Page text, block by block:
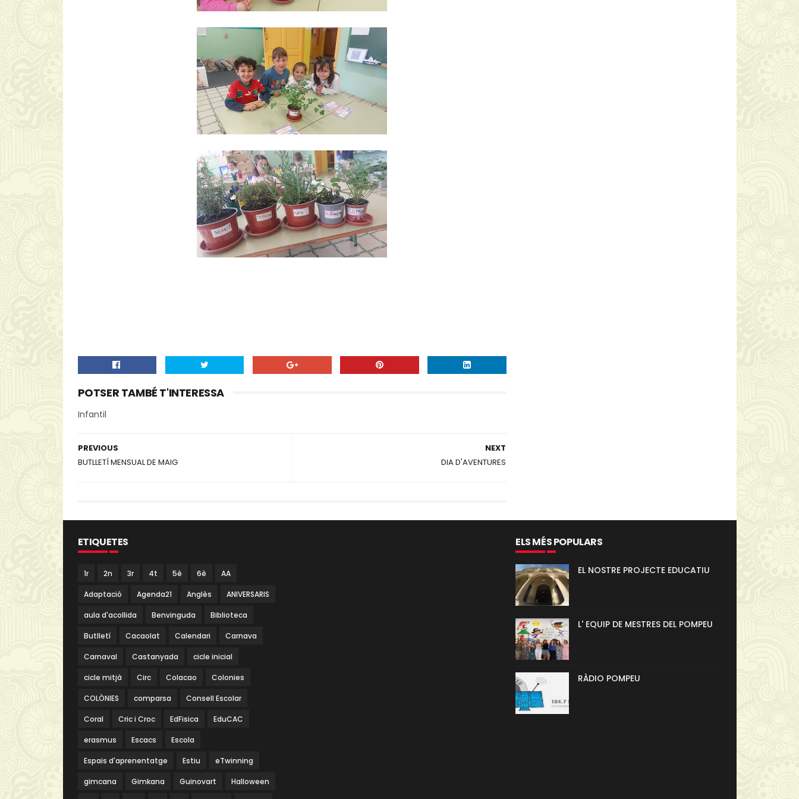
POTSER TAMBÉ T'INTERESSA
Infantil
NEXT
DIA D'AVENTURES
PREVIOUS
BUTLLETÍ MENSUAL DE MAIG
ETIQUETES
1r 2n 3r 4t 5è 6è AA
Adaptació Agenda21 Anglès ANIVERSARIS
aula d'acollida Benvinguda Biblioteca
Butlletí Cacaolat Calendari Carnava
Carnaval Castanyada cicle inicial
cicle mitjà Circ Colacao Colonies
COLÒNIES comparsa Consell Escolar
Coral Cric i Croc EdFisica EduCAC
erasmus Escacs Escola
Espais d'aprenentatge Estiu eTwinning
gimcana Gimkana Guinovart Halloween
ELS MÉS POPULARS
EL NOSTRE PROJECTE EDUCATIU
L' EQUIP DE MESTRES DEL POMPEU
RÀDIO POMPEU